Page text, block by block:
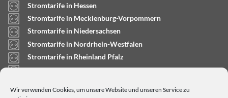
Wir verwenden Cookies, um unsere Website und unseren Service zu
Stromtarife in Hessen
Stromtarife in Mecklenburg-Vorpommern
Stromtarife in Niedersachsen
Stromtarife in Nordrhein-Westfalen
Stromtarife in Rheinland Pfalz
Stromtarife in Saarland
Stromtarife in Schleswig-Holstein